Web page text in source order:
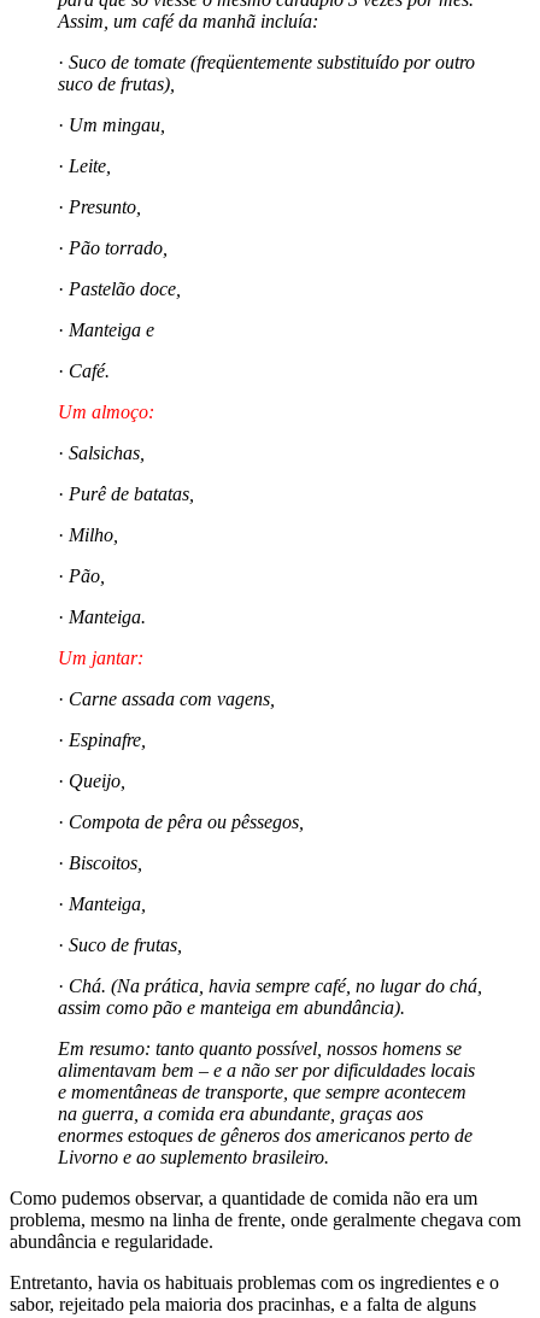
Assim, um café da manhã incluía:
· Suco de tomate (freqüentemente substituído por outro
suco de frutas),
· Um mingau,
· Leite,
· Presunto,
· Pão torrado,
· Pastelão doce,
· Manteiga e
· Café.
Um almoço:
· Salsichas,
· Purê de batatas,
· Milho,
· Pão,
· Manteiga.
Um jantar:
· Carne assada com vagens,
· Espinafre,
· Queijo,
· Compota de pêra ou pêssegos,
· Biscoitos,
· Manteiga,
· Suco de frutas,
· Chá. (Na prática, havia sempre café, no lugar do chá,
assim como pão e manteiga em abundância).
Em resumo: tanto quanto possível, nossos homens se
alimentavam bem – e a não ser por dificuldades locais
e momentâneas de transporte, que sempre acontecem
na guerra, a comida era abundante, graças aos
enormes estoques de gêneros dos americanos perto de
Livorno e ao suplemento brasileiro.
Como pudemos observar, a quantidade de comida não era um
problema, mesmo na linha de frente, onde geralmente chegava com
abundância e regularidade.
Entretanto, havia os habituais problemas com os ingredientes e o
sabor, rejeitado pela maioria dos pracinhas, e a falta de alguns